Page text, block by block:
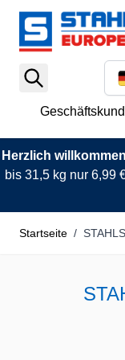
Zum Inhalt springen
Herzlich
bis 31,5 kg nur 6,99
Startseite /